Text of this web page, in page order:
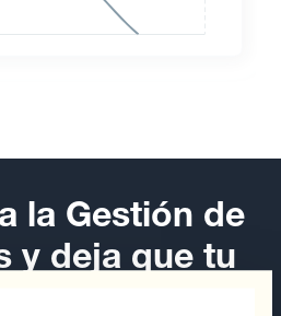
la Gestión de
y deja que tu